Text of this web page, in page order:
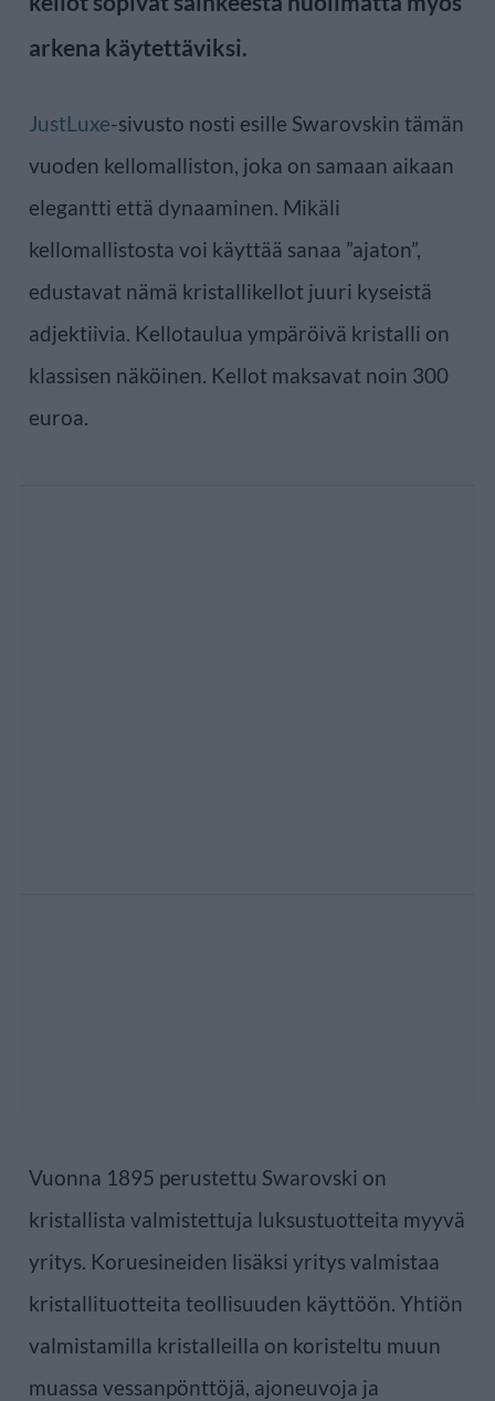
arkena käytettäviksi.
JustLuxe-sivusto nosti esille Swarovskin tämän
vuoden kellomalliston, joka on samaan aikaan
elegantti että dynaaminen. Mikäli
kellomallistosta voi käyttää sanaa ”ajaton”,
edustavat nämä kristallikellot juuri kyseistä
adjektiivia. Kellotaulua ympäröivä kristalli on
klassisen näköinen. Kellot maksavat noin 300
euroa.
Vuonna 1895 perustettu Swarovski on
kristallista valmistettuja luksustuotteita myyvä
yritys. Koruesineiden lisäksi yritys valmistaa
kristallituotteita teollisuuden käyttöön. Yhtiön
valmistamilla kristalleilla on koristeltu muun
muassa vessanpönttöjä, ajoneuvoja ja